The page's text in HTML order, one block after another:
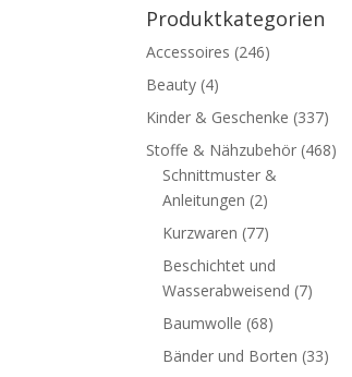
Produktkategorien
Accessoires (246)
Beauty (4)
Kinder & Geschenke (337)
Stoffe & Nähzubehör (468)
Schnittmuster &
Anleitungen (2)
Kurzwaren (77)
Beschichtet und
Wasserabweisend (7)
Baumwolle (68)
Bänder und Borten (33)